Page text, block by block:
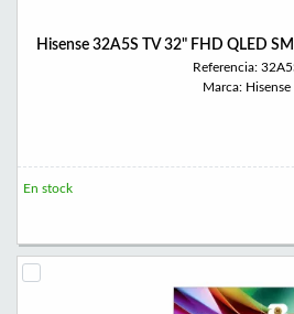
Hisense 32A5S TV 32" FHD QLED
Referencia:
Marca: Hisense
En stock